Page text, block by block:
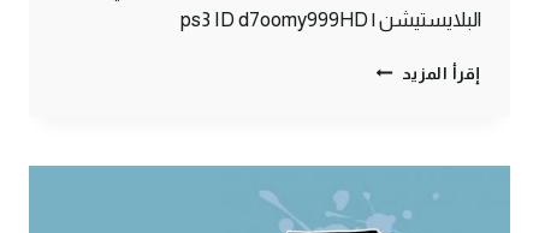
البلايستيشن | ps3 ID d7oomy999HD
إقرأ المزيد ماين
انفجار
ياعالم
!!